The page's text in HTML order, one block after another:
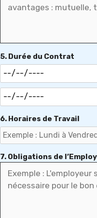
5. Durée du Contrat
6. Horaires de Travail
7. Obligations de